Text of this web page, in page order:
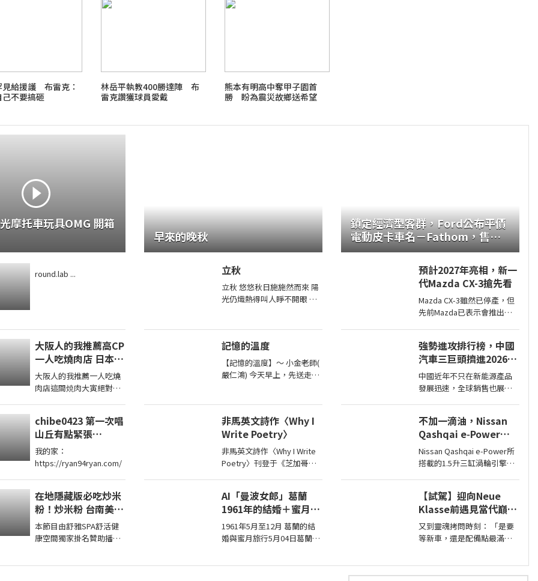
最新霸凌新聞事件！零容忍
見給援護 布雷克：
不要搞砸
林岳平執教400勝達陣 布
雷克讚獲球員愛戴
熊本有明高中奪甲子園首
勝 盼為震災故鄉送希望
托車玩具OMG 開箱
round.lab ...
大阪人的我推薦高CP
一人吃燒肉店 日本男
子的家庭料理 TASTY
NOTE
大阪人的我推薦一人吃燒
肉店這間焼肉大寅絕對是
位，記得在下午5 ...
chibe0423 第一次唱
山丘有點緊張
vtuber 台v 圖奇
我的家：
https://ryan94ryan.com/
在地隱藏版必吃炒米
粉！炒米粉 台南美食
永康美食 街頭小吃
美食 美食推薦 旅遊
taiwanfood
本節目由舒雅SPA舒活健
康空間獨家掛名贊助播出
早來的晚秋
立秋
立秋 悠悠秋日施施然而來 陽
光仍熾熱得叫人睜不開眼 荷
記憶的溫度
【記憶的溫度】～ 小金老師(
嚴仁鴻) 今天早上，先送走了
非馬英文詩作〈Why I
Write Poetry〉
非馬英文詩作〈Why I Write
Poetry〉刊登于《芝加哥时
AI「曼波女郎」葛蘭
1961年的結婚＋蜜月旅
行 #戀上老電影 #葛蘭
#粟子
1961年5月至12月 葛蘭的結
婚與蜜月旅行5月04日葛蘭
鎖定經濟型客群，Ford公布平價
電動皮卡車名－Fathom，售價
2.8萬美元起
預計2027年亮相，新一
代Mazda CX-3搶先看
Mazda CX-3雖然已停產，但
先前Mazda已表示會推出下
了新一代CX-3。
強勢進攻排行榜，中國
汽車三巨頭擠進2026年
上半年銷售排名前10
中國近年不只在新能源產品
發展迅速，全球銷售也展現
利進入前10名，不過今年上
半年奇瑞也加入前10名了。
不加一滴油，Nissan
Qashqai e‑Power一
桶油跑1,980公里創金
氏世界紀錄
Nissan Qashqai e‑Power所
搭載的1.5升三缸渦輪引擎主
油，這也讓Qashqai
e‑Power擁有高效的里程表
現，日前就創下非純電與
PHEV行駛里程最高金氏世界
【試駕】迎向Neue
Klasse前遇見當代巔峰
— BMW X5 / X6 鉑金版
璀璨登場
又到靈魂拷問時刻： 「是要
等新車，還是配備點最滿鉑
彿有了理直氣壯答案。